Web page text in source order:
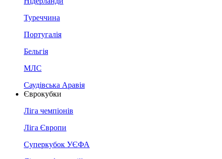
Туреччина
Португалія
Бельгія
МЛС
Саудівська Аравія
Єврокубки
Ліга чемпіонів
Ліга Європи
Суперкубок УЄФА